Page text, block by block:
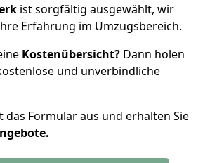
ist sorgfältig ausgewählt, wir
Erfahrung im Umzugsbereich.
Kostenübersicht? Dann holen
und unverbindliche
das Formular aus und erhalten Sie